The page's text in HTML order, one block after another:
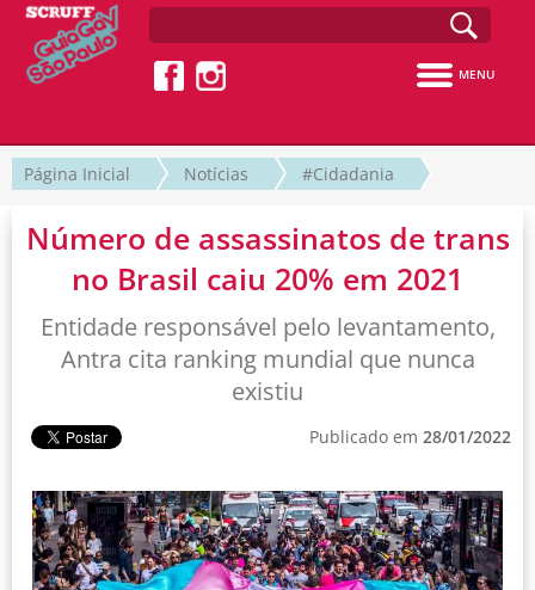
MENU
Página Inicial Notícias #Cidadania
Número de assassinatos de trans
no Brasil caiu 20% em 2021
Entidade responsável pelo levantamento,
Antra cita ranking mundial que nunca
existiu
Publicado em 28/01/2022